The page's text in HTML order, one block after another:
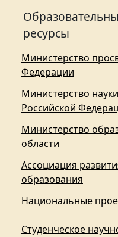
ресурсы
Министерство
Федерации
Министерство
Российской
Министерство
области
Ассоциация
образования
Национальные
Студенческое